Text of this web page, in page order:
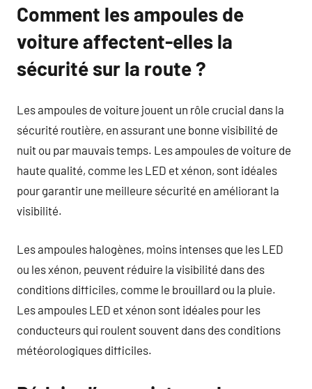
Comment les ampoules de
voiture affectent-elles la
sécurité sur la route ?
Les ampoules de voiture jouent un rôle crucial dans la
sécurité routière, en assurant une bonne visibilité de
nuit ou par mauvais temps. Les ampoules de voiture de
haute qualité, comme les LED et xénon, sont idéales
pour garantir une meilleure sécurité en améliorant la
visibilité.
Les ampoules halogènes, moins intenses que les LED
ou les xénon, peuvent réduire la visibilité dans des
conditions difficiles, comme le brouillard ou la pluie.
Les ampoules LED et xénon sont idéales pour les
conducteurs qui roulent souvent dans des conditions
météorologiques difficiles.